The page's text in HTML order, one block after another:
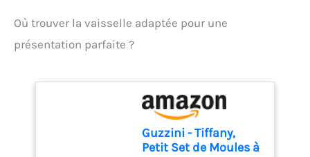
votre réfrigérateur ou le
Où trouver la vaisselle adaptée pour une
présentation parfaite ?
Guzzini - Tiffany,
Petit Set de Moules à